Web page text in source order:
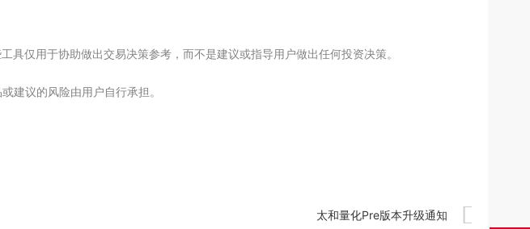
仅用于协助做出交易决策参考，而不是建议或指导用户做出任何投资决策。
建议的风险由用户自行承担。

太和量化Pre版本升级通知